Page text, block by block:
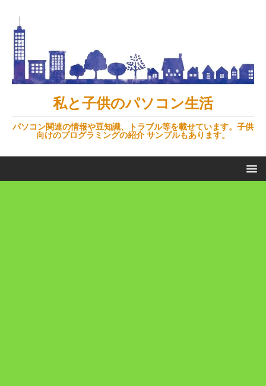
私と子供のパソコン生活
パソコン関連の情報や豆知識、トラブル等を載せています。子供
向けのプログラミングの紹介 サンプルもあります。